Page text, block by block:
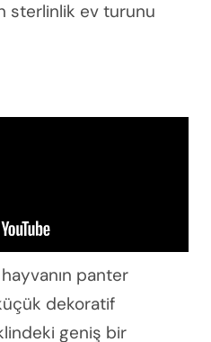
sterlinlik ev turunu
panter
dekoratif
geniş bir